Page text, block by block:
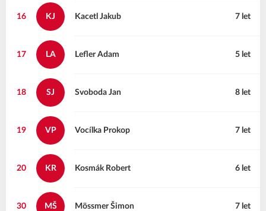
16 KJ Jakub
Kacetl 7 let
17 LA Adam
Lefler 5 let
18 SJ Jan
Svoboda 8 let
19 VP Prokop
Vocílka 7 let
20 KR Robert
Kosmák 6 let
30 MŠ Šimon
Mössmer 7 let